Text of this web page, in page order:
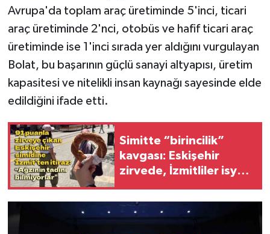
Avrupa'da toplam araç üretiminde 5'inci, ticari
araç üretiminde 2'nci, otobüs ve hafif ticari araç
üretiminde ise 1'inci sırada yer aldığını vurgulayan
Bolat, bu başarının güçlü sanayi altyapısı, üretim
kapasitesi ve nitelikli insan kaynağı sayesinde elde
edildiğini ifade etti.
Simitte “birincilik”
kavgası: Eskişehir
zirvede, İzmitliler isyan